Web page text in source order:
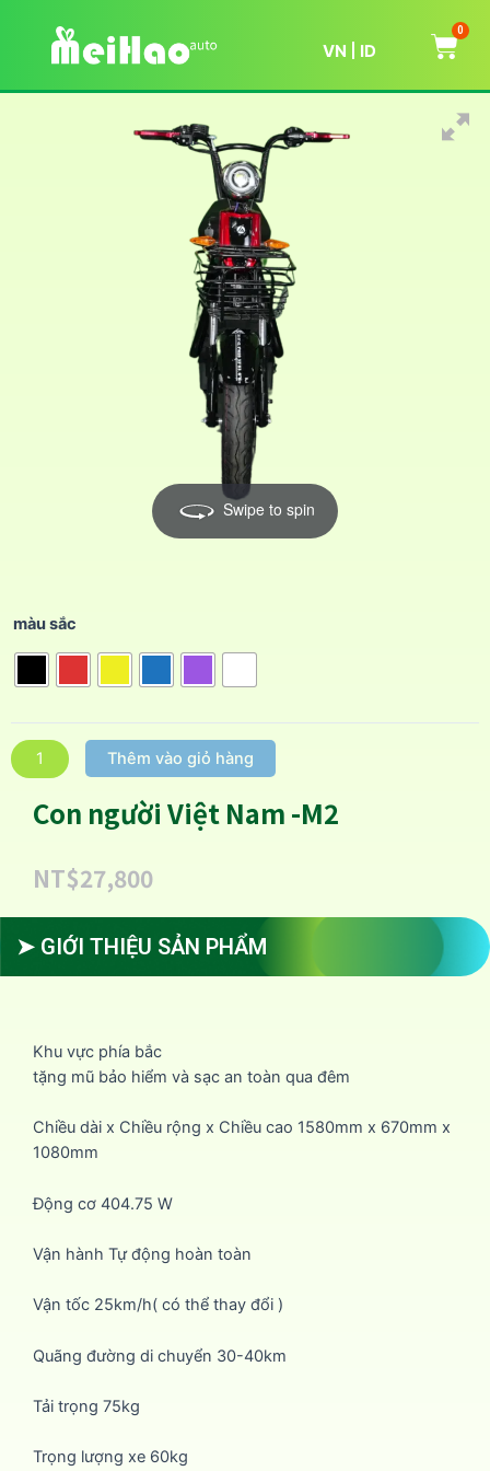
VN ID
0
Swipe to spin
màu sắc
Thêm vào giỏ hàng
Con người Việt Nam -M2
NT$27,800
➤ GIỚI THIỆU SẢN PHẨM
Khu vực phía bắc
tặng mũ bảo hiểm và sạc an toàn qua đêm
Chiều dài x Chiều rộng x Chiều cao 1580mm x 670mm x
1080mm
Động cơ 404.75 W
Vận hành Tự động hoàn toàn
Vận tốc 25km/h( có thể thay đổi )
Quãng đường di chuyển 30-40km
Tải trọng 75kg
Trọng lượng xe 60kg